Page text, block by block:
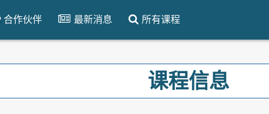
合作伙伴 最新消息 所有课程
课程信息